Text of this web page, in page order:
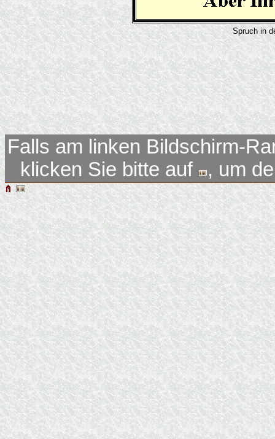
Spruch in
Falls am linken Bildschirm-
klicken Sie bitte auf
, um